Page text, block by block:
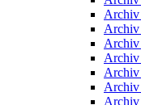
Archiv
Archiv
Archiv
Archiv
Archiv
Archiv
Archiv